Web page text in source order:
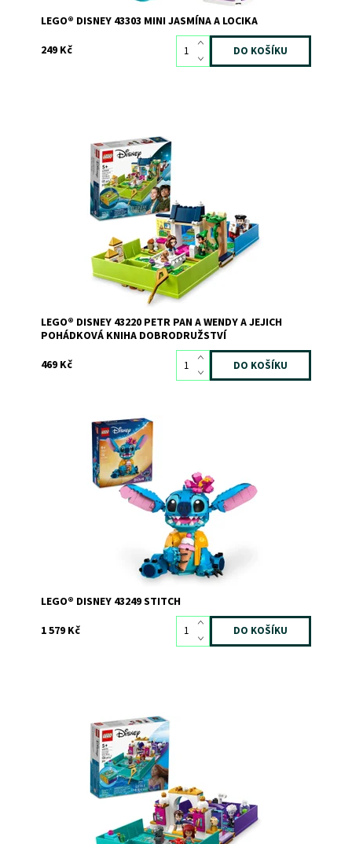
LEGO® DISNEY 43303 MINI JASMÍNA A LOCIKA
249 Kč
Okouzlete touto stavebnicí od LEGO® Disney děti, které
jsou trendy
Dostupnost:
Skladem>3
10934
LEGO
LEGO® DISNEY 43220 PETR PAN A WENDY A JEJICH
POHÁDKOVÁ KNIHA DOBRODRUŽSTVÍ
469 Kč
Stavebnice LEGO® Disney s modelem Stitche pro děti
Dostupnost:
Skladem
11675
LEGO
LEGO® DISNEY 43249 STITCH
1 579 Kč
Inspirujte děti k zábavnému hraní s touto prvotřídní
stavebnicí od LEGO® Disney
Dostupnost:
Skladem>3
10931